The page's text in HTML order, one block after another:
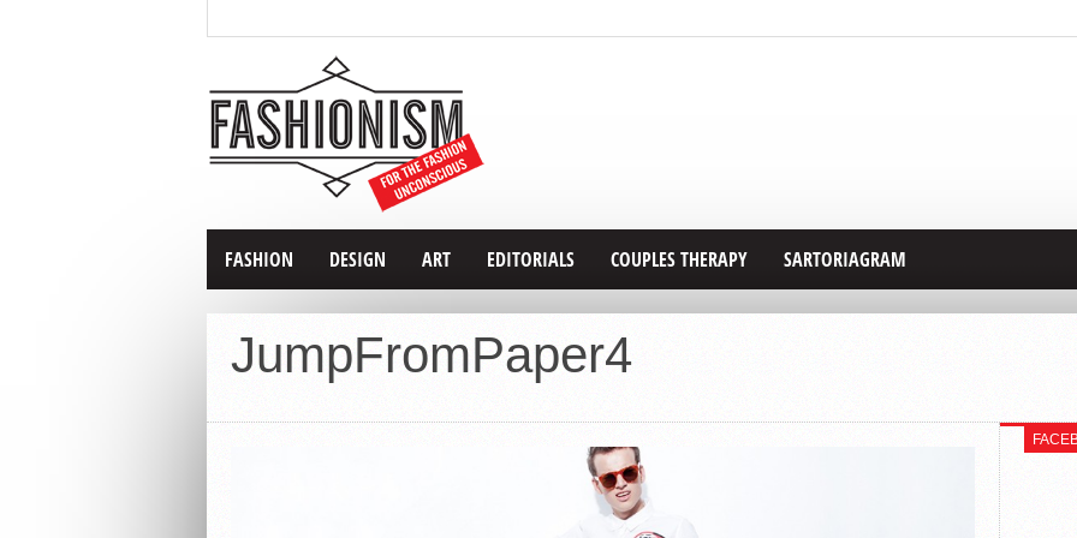
FASHION DESIGN ART EDITORIALS COUPLES THERAPY SARTORIAGRAM
JumpFromPaper4